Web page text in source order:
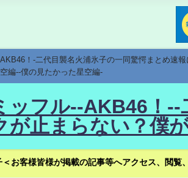
！-二代目襲名火浦氷子の一同驚愕まとめ速
編--僕の見たかった星空編-
ッフル--AKB46！--
が止まらない？僕
＜お客様皆様が掲載の記事等へアクセス、閲覧